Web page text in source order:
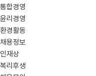
통합경영
윤리경영
환경활동
채용정보
인재상
복리후생